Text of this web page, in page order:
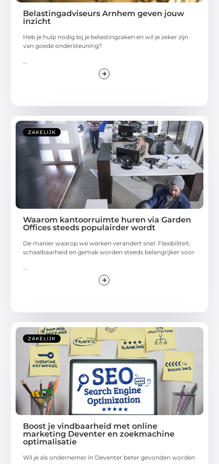
Belastingadviseurs Arnhem geven jouw
inzicht
Heb je hulp nodig bij je belastingzaken en wil je zeker zijn
van goede ondersteuning?
...
ZAKELIJK
Waarom kantoorruimte huren via Garden
Offices steeds populairder wordt
De manier waarop we werken verandert snel. Flexibiliteit,
schaalbaarheid en gemak worden steeds belangrijker voor
...
ZAKELIJK
Boost je vindbaarheid met online
marketing Deventer en zoekmachine
optimalisatie
Wil je als ondernemer in Deventer beter gevonden worden